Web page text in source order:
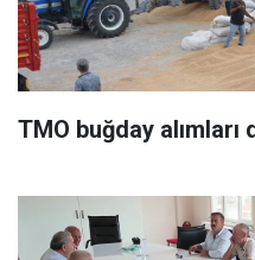
TMO buğday